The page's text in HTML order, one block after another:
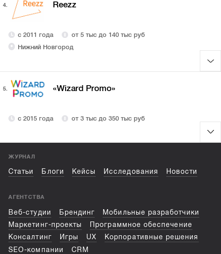
4. Reezz
с 2011 года
от 5 тыс до 140 тыс руб
Нижний Новгород
5. «Wizard Promo»
с 2015 года от 3 тыс до 350 тыс руб
ЖУРНАЛ
Статьи Блоги Кейсы Исследования Новости
АГЕНТСТВА
Веб-студии Брендинг
Мобильные разработчики
Маркетинг-проекты
Программное обеспечение
Консалтинг
Игры UX
Корпоративные решения
SEO-компании
CRM